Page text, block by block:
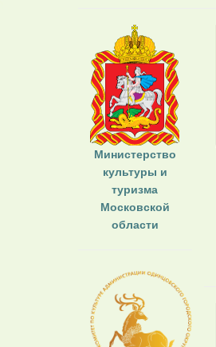
Министерство
культуры и
туризма
Московской
области